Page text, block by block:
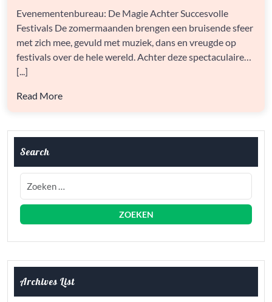
BIJ
SUCCESVOLLE
FESTIVALS
Evenementenbureau: De Magie Achter Succesvolle
Festivals De zomermaanden brengen een bruisende sfeer
met zich mee, gevuld met muziek, dans en vreugde op
festivals over de hele wereld. Achter deze spectaculaire…
[...]
Read More
Search
Archives List